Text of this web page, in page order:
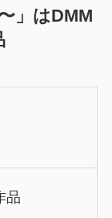
」はDMM
品